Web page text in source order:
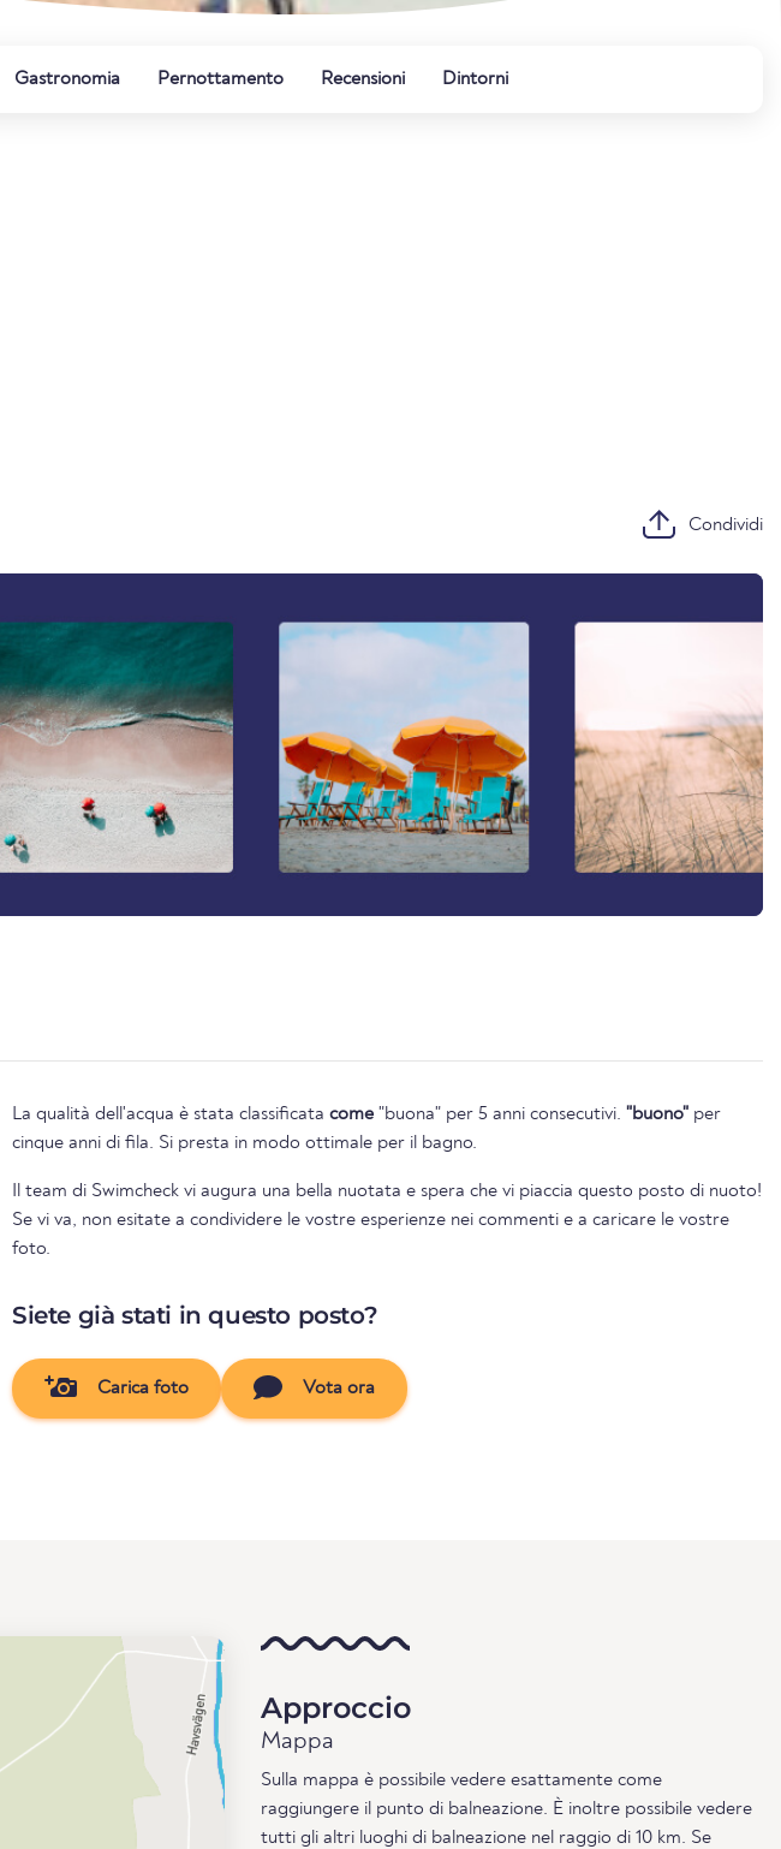
Gastronomia Pernottamento Recensioni Dintorni
Condividi
La qualità dell'acqua è stata classificata come "buona" per 5 anni consecutivi. "buono" per
cinque anni di fila. Si presta in modo ottimale per il bagno.
Il team di Swimcheck vi augura una bella nuotata e spera che vi piaccia questo posto di nuoto!
Se vi va, non esitate a condividere le vostre esperienze nei commenti e a caricare le vostre
foto.
Siete già stati in questo posto?
Carica foto Vota ora
Approccio
Mappa
Sulla mappa è possibile vedere esattamente come
raggiungere il punto di balneazione. È inoltre possibile vedere
tutti gli altri luoghi di balneazione nel raggio di 10 km. Se